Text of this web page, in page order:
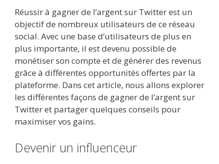
Réussir à gagner de l’argent sur Twitter est un
objectif de nombreux utilisateurs de ce réseau
social. Avec une base d’utilisateurs de plus en
plus importante, il est devenu possible de
monétiser son compte et de générer des revenus
grâce à différentes opportunités offertes par la
plateforme. Dans cet article, nous allons explorer
les différentes façons de gagner de l’argent sur
Twitter et partager quelques conseils pour
maximiser vos gains.
Devenir un influenceur